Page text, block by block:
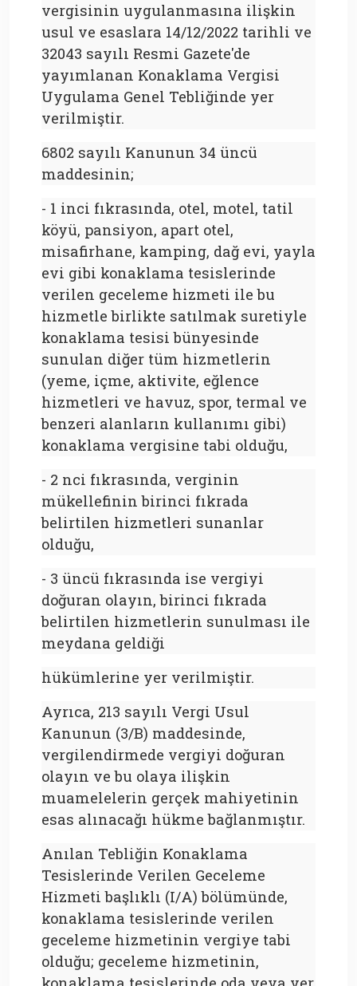
vergisinin uygulanmasına ilişkin
usul ve esaslara 14/12/2022 tarihli ve
32043 sayılı Resmi Gazete'de
yayımlanan Konaklama Vergisi
Uygulama Genel Tebliğinde yer
verilmiştir.
6802 sayılı Kanunun 34 üncü
maddesinin;
- 1 inci fıkrasında, otel, motel, tatil
köyü, pansiyon, apart otel,
misafirhane, kamping, dağ evi, yayla
evi gibi konaklama tesislerinde
verilen geceleme hizmeti ile bu
hizmetle birlikte satılmak suretiyle
konaklama tesisi bünyesinde
sunulan diğer tüm hizmetlerin
(yeme, içme, aktivite, eğlence
hizmetleri ve havuz, spor, termal ve
benzeri alanların kullanımı gibi)
konaklama vergisine tabi olduğu,
- 2 nci fıkrasında, verginin
mükellefinin birinci fıkrada
belirtilen hizmetleri sunanlar
olduğu,
- 3 üncü fıkrasında ise vergiyi
doğuran olayın, birinci fıkrada
belirtilen hizmetlerin sunulması ile
meydana geldiği
hükümlerine yer verilmiştir.
Ayrıca, 213 sayılı Vergi Usul
Kanunun (3/B) maddesinde,
vergilendirmede vergiyi doğuran
olayın ve bu olaya ilişkin
muamelelerin gerçek mahiyetinin
esas alınacağı hükme bağlanmıştır.
Anılan Tebliğin Konaklama
Tesislerinde Verilen Geceleme
Hizmeti başlıklı (I/A) bölümünde,
konaklama tesislerinde verilen
geceleme hizmetinin vergiye tabi
olduğu; geceleme hizmetinin,